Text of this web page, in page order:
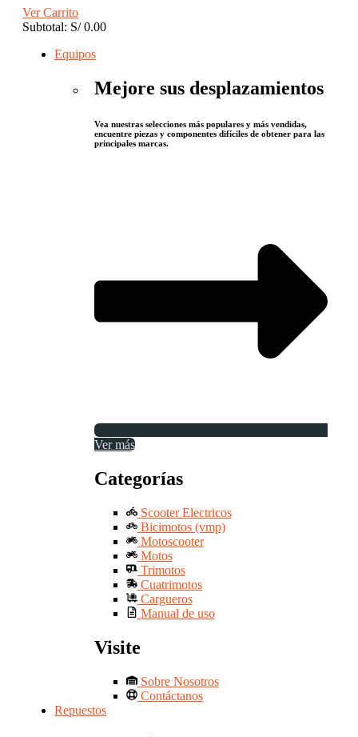
Ver Carrito
Subtotal: S/0.00
Equipos
Mejore sus desplazamientos
Vea nuestras selecciones más populares y más vendidas,
encuentre piezas y componentes difíciles de obtener para las
principales marcas.
Ver más
Categorías
Scooter Electricos
Bicimotos (vmp)
Motoscooter
Motos
Trimotos
Cuatrimotos
Cargueros
Manual de uso
Visite
Sobre Nosotros
Contáctanos
Repuestos